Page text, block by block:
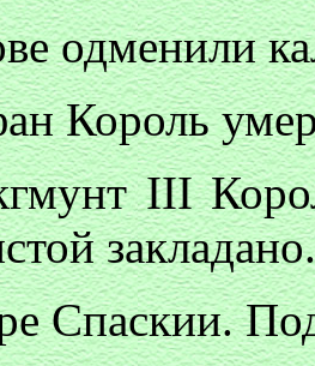
одменили
Король
III
закладано.
Спаскии.